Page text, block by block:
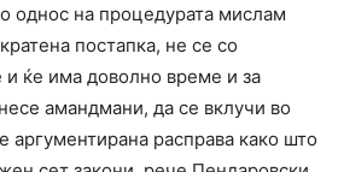
однос на процедурата мислам
постапка, не се со
ќе има доволно време и за
амандмани, да се вклучи во
аргументирана расправа како што